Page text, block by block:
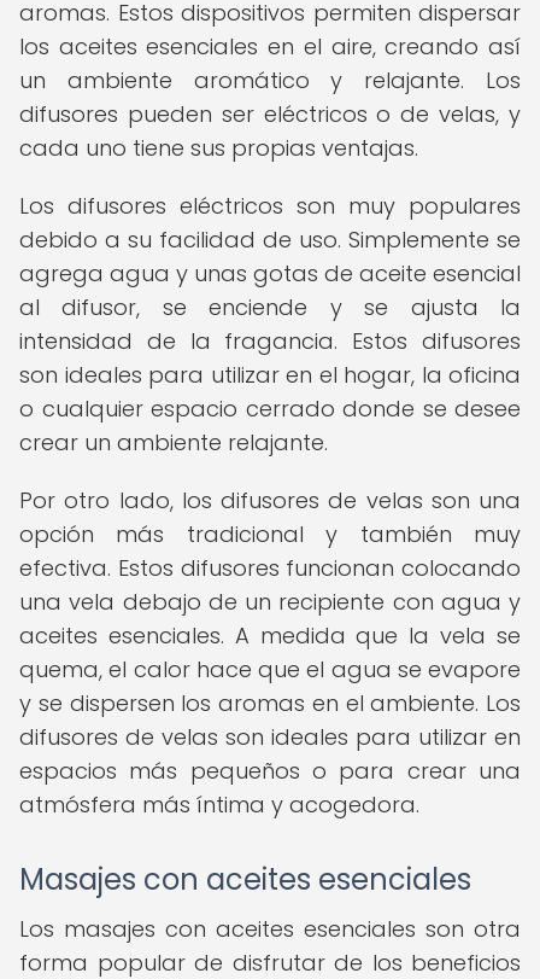
aromas. Estos dispositivos permiten dispersar
los aceites esenciales en el aire, creando así
un ambiente aromático y relajante. Los
difusores pueden ser eléctricos o de velas, y
cada uno tiene sus propias ventajas.
Los difusores eléctricos son muy populares
debido a su facilidad de uso. Simplemente se
agrega agua y unas gotas de aceite esencial
al difusor, se enciende y se ajusta la
intensidad de la fragancia. Estos difusores
son ideales para utilizar en el hogar, la oficina
o cualquier espacio cerrado donde se desee
crear un ambiente relajante.
Por otro lado, los difusores de velas son una
opción más tradicional y también muy
efectiva. Estos difusores funcionan colocando
una vela debajo de un recipiente con agua y
aceites esenciales. A medida que la vela se
quema, el calor hace que el agua se evapore
y se dispersen los aromas en el ambiente. Los
difusores de velas son ideales para utilizar en
espacios más pequeños o para crear una
atmósfera más íntima y acogedora.
Masajes con aceites esenciales
Los masajes con aceites esenciales son otra
forma popular de disfrutar de los beneficios